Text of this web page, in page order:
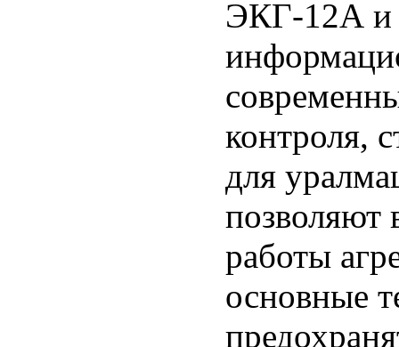
ЭКГ-12А и
контроля,
для
позволяют
работы
основные